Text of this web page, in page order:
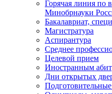
Горячая линия по
Минобрнауки
Бакалавриат,
Магистратура
Аспирантура
Среднее
Целевой прием
Иностранным
Дни открытых